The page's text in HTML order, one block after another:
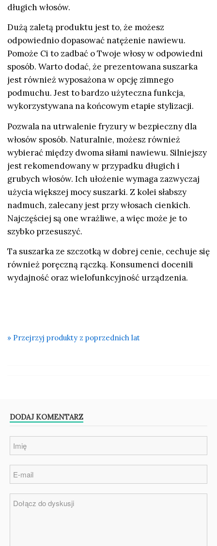
długich włosów.
Dużą zaletą produktu jest to, że możesz
odpowiednio dopasować natężenie nawiewu.
Pomoże Ci to zadbać o Twoje włosy w odpowiedni
sposób. Warto dodać, że prezentowana suszarka
jest również wyposażona w opcję zimnego
podmuchu. Jest to bardzo użyteczna funkcja,
wykorzystywana na końcowym etapie stylizacji.
Pozwala na utrwalenie fryzury w bezpieczny dla
włosów sposób. Naturalnie, możesz również
wybierać między dwoma siłami nawiewu. Silniejszy
jest rekomendowany w przypadku długich i
grubych włosów. Ich ułożenie wymaga zazwyczaj
użycia większej mocy suszarki. Z kolei słabszy
nadmuch, zalecany jest przy włosach cienkich.
Najczęściej są one wrażliwe, a więc może je to
szybko przesuszyć.
Ta suszarka ze szczotką w dobrej cenie, cechuje się
również poręczną rączką. Konsumenci docenili
wydajność oraz wielofunkcyjność urządzenia.
» Przejrzyj produkty z poprzednich lat
DODAJ KOMENTARZ